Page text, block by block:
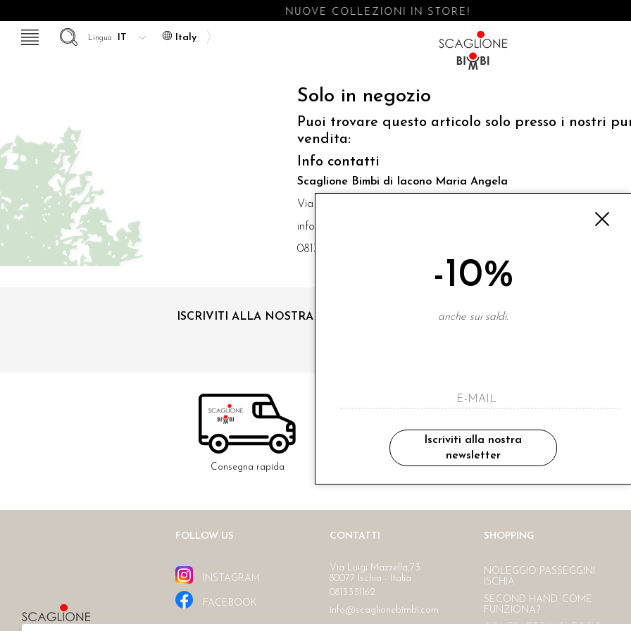
NUOVE COLLEZIONI IN STORE!
Italy
Lingua
Solo in negozio
Puoi trovare questo articolo solo presso i nostri
vendita:
Info contatti
Scaglione Bimbi di Iacono Maria Angela
Via Luigi Mazzella,73 80077 Ischia
info@scaglionebimbi.com
0813331162
ISCRIVITI ALLA NOSTRA NEWSLETTER
ho letto ed accettato le condizioni sulla
Consegna rapida Ritiro in negozio
Consegna gratuita in Italia
FOLLOW US
INSTAGRAM
FACEBOOK
CONTATTI
Via Luigi Mazzella,73
80077 Ischia - Italia
0813331162
info@scaglionebimbi.com
SHOPPING
NOLEGGIO PASSEGGINI
ISCHIA
SECOND HAND. COME
FUNZIONA?
-10%
anche sui saldi.
Iscriviti alla nostra
newsletter